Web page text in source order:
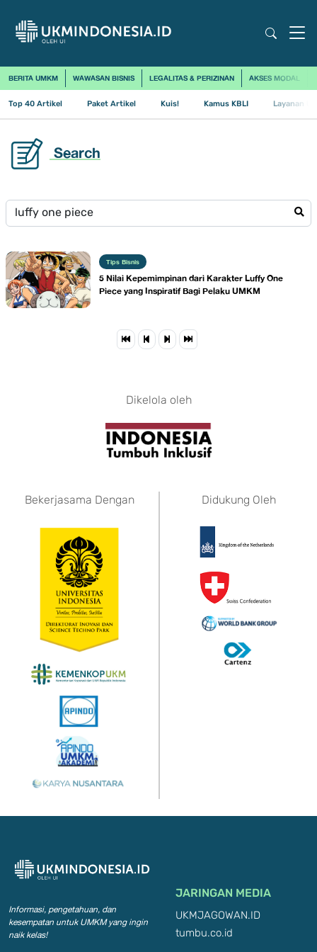
BERITA UMKM WAWASAN BISNIS LEGALITAS & PERIZINAN AKSES MODAL
Top 40 Artikel Paket Artikel Kuis! Kamus KBLI Layanan
Search
Tips Bisnis
5 Nilai Kepemimpinan dari Karakter Luffy One
Piece yang Inspiratif Bagi Pelaku UMKM
Dikelola oleh
Bekerjasama Dengan Didukung Oleh
Informasi, pengetahuan, dan
kesempatan untuk UMKM yang ingin
naik kelas!
JARINGAN MEDIA
UKMJAGOWAN.ID
tumbu.co.id